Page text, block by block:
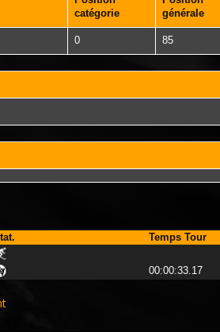
catégorie
générale
0 85
Temps Tour
00:00:33.17